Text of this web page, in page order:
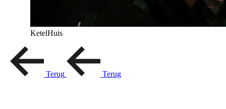
KetelHuis
Terug Terug